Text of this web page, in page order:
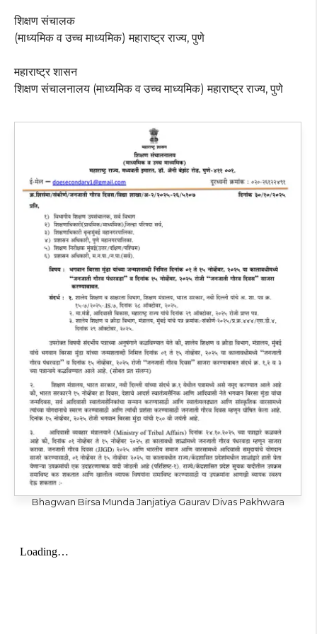
शिक्षण संचालक
(माध्यमिक व उच्च माध्यमिक) महाराष्ट्र राज्य, पुणे
महाराष्ट्र शासन
शिक्षण संचालनालय (माध्यमिक व उच्च माध्यमिक) महाराष्ट्र राज्य, पुणे
Bhagwan Birsa Munda Janjatiya Gaurav Divas Pakhwara